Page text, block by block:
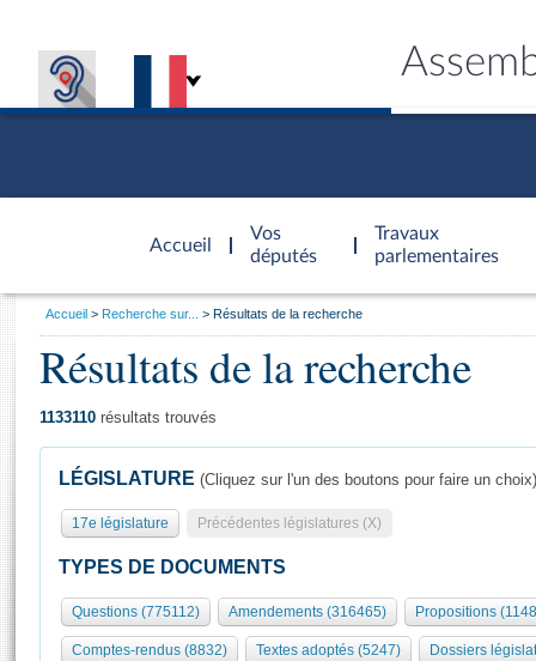
Accueil
d'accueil
Vos
députés
Travaux
parlementaires
Présidence
577 députés
Groupes politiques
Séance publique
Commissions et autres organes
Europe et International
Général
Rôle et pouvoirs de l'Assemblée
Organisation de l'Assemblée
Présidence Conférence des Présidents Bureau Collège des
Visiter l'Assemblée
Visite virtuelle du palais Bourbon
Assister à une séance
Vous
Accueil Recherche sur... Résultats de la recherche
Résultats de la recherche
1133110 résultats trouvés
LÉGISLATURE (Cliquez sur l'un des boutons pour faire un choix)
17e législature Précédentes législatures (X)
TYPES DE DOCUMENTS
Questions (775112) Amendements (316465) Propositions
Comptes-rendus (8832) Textes adoptés (5247) Dossiers